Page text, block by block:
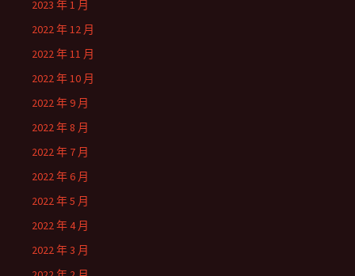
2023 年 1 月
2022 年 12 月
2022 年 11 月
2022 年 10 月
2022 年 9 月
2022 年 8 月
2022 年 7 月
2022 年 6 月
2022 年 5 月
2022 年 4 月
2022 年 3 月